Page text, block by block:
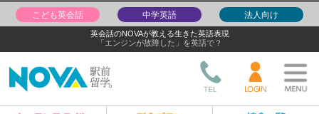
英会話のNOVAが教える生きた英語表現
「エンジンが故障した」を英語で？
こども英会話 中学英語 法人向け